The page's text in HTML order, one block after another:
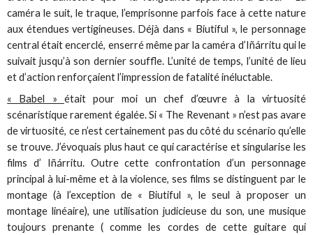
caméra le suit, le traque, l’emprisonne parfois face à cette nature
aux étendues vertigineuses. Déjà dans « Biutiful », le personnage
central était encerclé, enserré même par la caméra d’Iñárritu qui le
suivait jusqu’à son dernier souffle. L’unité de temps, l’unité de lieu
et d’action renforçaient l’impression de fatalité inéluctable.
« Babel » était pour moi un chef d’œuvre à la virtuosité
scénaristique rarement égalée. Si « The Revenant » n’est pas avare
de virtuosité, ce n’est certainement pas du côté du scénario qu’elle
se trouve. J’évoquais plus haut ce qui caractérise et singularise les
films d’ Iñárritu. Outre cette confrontation d’un personnage
principal à lui-même et à la violence, ses films se distinguent par le
montage (à l’exception de « Biutiful », le seul à proposer un
montage linéaire), une utilisation judicieuse du son, une musique
toujours prenante ( comme les cordes de cette guitare qui